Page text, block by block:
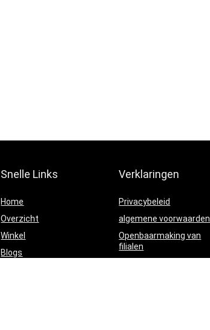
Snelle Links
Home
Overzicht
Winkel
Blogs
Verklaringen
Privacybeleid
algemene voorwaarden
Openbaarmaking van
filialen